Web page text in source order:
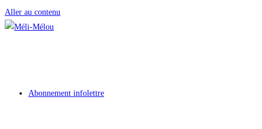
Aller au contenu
Abonnement infolettre